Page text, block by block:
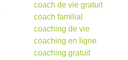
coach de vie gratuit
coach familial
coaching de vie
coaching en ligne
coaching gratuit